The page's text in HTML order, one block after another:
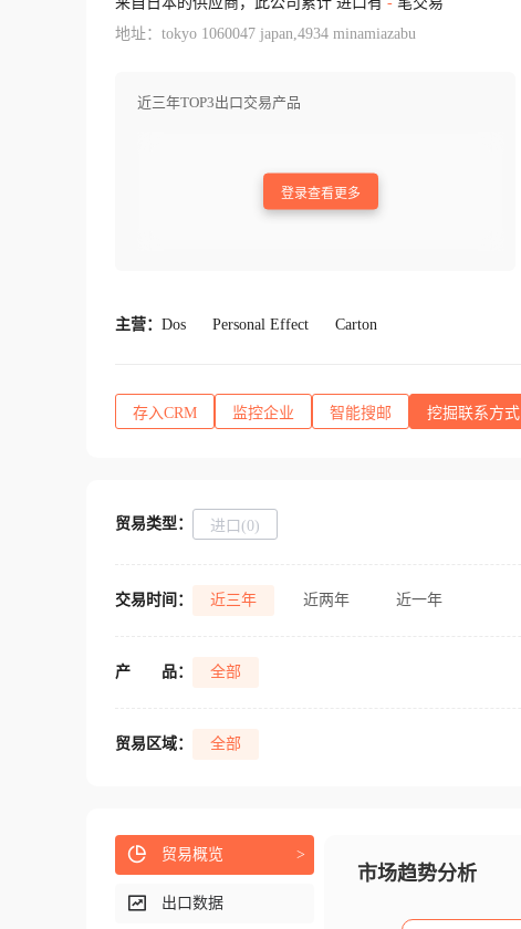
地址：tokyo 1060047 japan,4934 minamiazabu
近三年TOP3出口交易产品
登录查看更多
主营： Dos Personal Effect Carton
存入CRM 监控企业 智能搜邮 挖掘联系方式
贸易类型： 进口(0)
交易时间： 近三年 近两年 近一年
产 品： 全部
贸易区域： 全部
市场趋势分析
贸易概览 >
出口数据